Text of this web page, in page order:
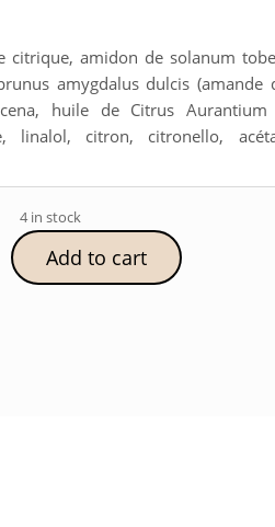
citrique, amidon de solanum
amygdalus dulcis (amande
huile de Citrus Aurantium
linalol, citron, citronello,
4 in stock
Add to cart